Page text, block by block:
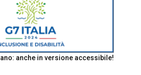
anche in versione accessibile!